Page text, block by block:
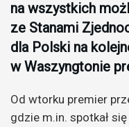
na wszystkich
ze Stanami
dla Polski na
w Waszyngtonie
Od wtorku premier
gdzie m.in. spotkał